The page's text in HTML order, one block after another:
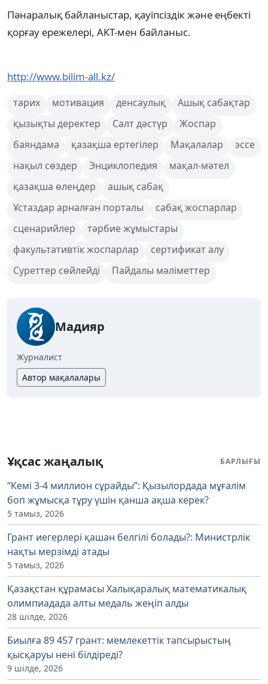
Пәнаралық байланыстар, қауіпсіздік және еңбекті
қорғау ережелері, АКТ-мен байланыс.
http://www.bilim-all.kz/
тарих мотивация денсаулық
Ашық сабақтар
қызықты деректер
Салт дәстүр
Жоспар
баяндама
қазақша ертегілер Мақалалар
эссе
нақыл сөздер
Энциклопедия
мақал-мәтел
қазақша өлеңдер
ашық сабақ
Ұстаздар арналған порталы
сабақ жоспарлар
сценарийлер
тәрбие жұмыстары
факультативтік жоспарлар
сертификат алу
Суреттер сөйлейді
Пайдалы мәліметтер
Мадияр
Журналист
Автор мақалалары
Ұқсас жаңалық БАРЛЫҒЫ
“Кемі 3-4 миллион сұрайды”: Қызылордада мұғалім
боп жұмысқа тұру үшін қанша ақша керек?
5 тамыз, 2026
Грант иегерлері қашан белгілі болады?: Министрлік
нақты мерзімді атады
5 тамыз, 2026
Қазақстан құрамасы Халықаралық математикалық
олимпиадада алты медаль жеңіп алды
28 шілде, 2026
Биылға 89 457 грант: мемлекеттік тапсырыстың
қысқаруы нені білдіреді?
9 шілде, 2026